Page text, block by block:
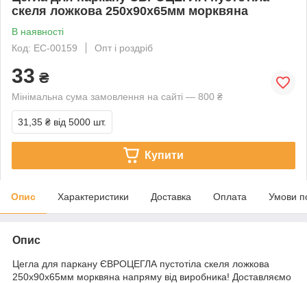
скеля ложкова 250х90х65мм морквяна
В наявності
Код: EC-00159
Опт і роздріб
33 ₴
Мінімальна сума замовлення на сайті — 800 ₴
31,35 ₴ від 5000 шт.
Купити
Опис Характеристики Доставка Оплата Умови
Опис
Цегла для паркану ЄВРОЦЕГЛА пустотіла скеля ложкова
250х90х65мм морквяна напряму від виробника! Доставляємо